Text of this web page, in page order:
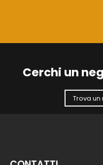
Cerchi un
Trova